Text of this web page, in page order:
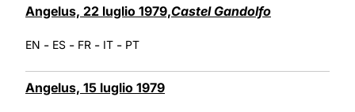
Angelus, 22 luglio 1979,Castel Gandolfo
EN - ES - FR - IT - PT
Angelus, 15 luglio 1979